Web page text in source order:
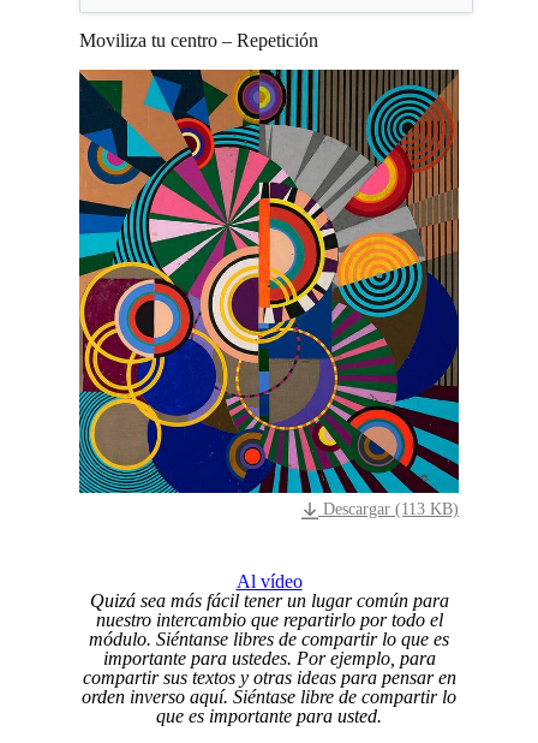
Moviliza tu centro – Repetición
Descargar (113 KB)
Al vídeo
Quizá sea más fácil tener un lugar común para
nuestro intercambio que repartirlo por todo el
módulo. Siéntanse libres de compartir lo que es
importante para ustedes. Por ejemplo, para
compartir sus textos y otras ideas para pensar en
orden inverso aquí. Siéntase libre de compartir lo
que es importante para usted.